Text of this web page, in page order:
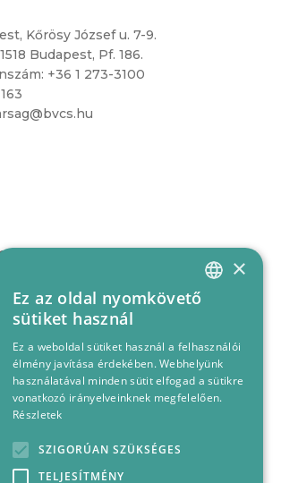
Kőrösy József u. 7-9.
Budapest, Pf. 186.
+36 1 273-3100
ADATOK –
HUNGARIAN
×
Ez az oldal nyomkövető
sütiket használ
Ez a weboldal sütiket használ a felhasználói
élmény javítása érdekében. Webhelyünk
használatával minden sütit elfogad a sütikre
vonatkozó irányelveinknek megfelelően.
Részletek
SZIGORÚAN SZÜKSÉGES
TELJESÍTMÉNY